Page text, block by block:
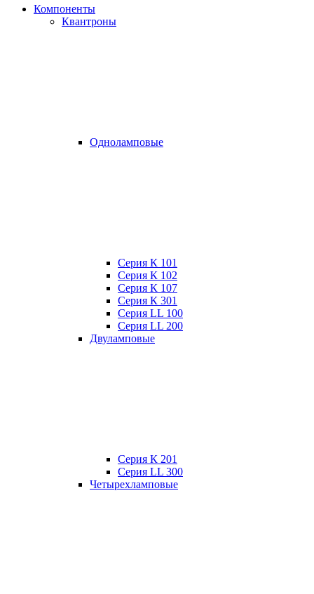
Компоненты
Квантроны
Одноламповые
Серия К 101
Серия К 102
Серия К 107
Серия К 301
Серия LL 100
Серия LL 200
Двуламповые
Серия К 201
Серия LL 300
Четырехламповые